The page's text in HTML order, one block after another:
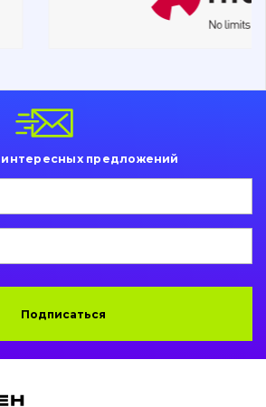
интересных предложений
Подписаться